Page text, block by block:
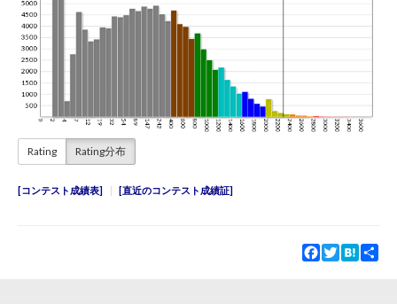
Rating Rating分布
コンテスト成績表 直近のコンテスト成績証
Facebook
TwitterHatena